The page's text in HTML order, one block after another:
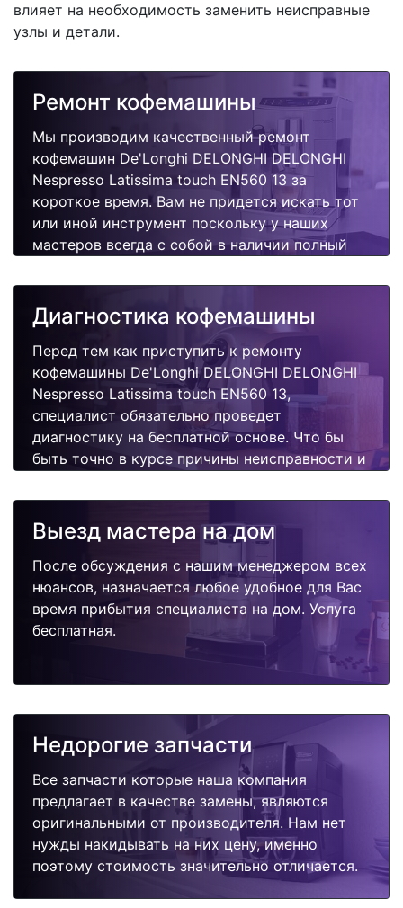
влияет на необходимость заменить неисправные
узлы и детали.
Ремонт кофемашины
Мы производим качественный ремонт
кофемашин De'Longhi DELONGHI DELONGHI
Nespresso Latissima touch EN560 13 за
короткое время. Вам не придется искать тот
или иной инструмент поскольку у наших
мастеров всегда с собой в наличии полный
для Вашей кофемашины. Отремонтируем
быстро, качественно и недорого.
Диагностика кофемашины
Перед тем как приступить к ремонту
кофемашины De'Longhi DELONGHI DELONGHI
Nespresso Latissima touch EN560 13,
специалист обязательно проведет
диагностику на бесплатной основе. Что бы
быть точно в курсе причины неисправности и
вызывать мастера для поиска других
поломок.
Выезд мастера на дом
После обсуждения с нашим менеджером всех
нюансов, назначается любое удобное для Вас
время прибытия специалиста на дом. Услуга
бесплатная.
Недорогие запчасти
Все запчасти которые наша компания
предлагает в качестве замены, являются
оригинальными от производителя. Нам нет
нужды накидывать на них цену, именно
поэтому стоимость значительно отличается.